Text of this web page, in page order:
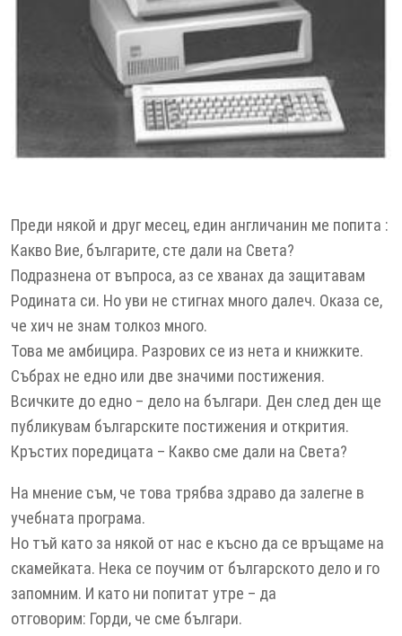
Преди някой и друг месец, един англичанин ме попита :
Какво Вие, българите, сте дали на Света?
Подразнена от въпроса, аз се хванах да защитавам
Родината си. Но уви не стигнах много далеч. Оказа се,
че хич не знам толкоз много.
Това ме амбицира. Разрових се из нета и книжките.
Събрах не едно или две значими постижения.
Всичките до едно – дело на българи. Ден след ден ще
публикувам българските постижения и открития.
Кръстих поредицата – Какво сме дали на Света?
На мнение съм, че това трябва здраво да залегне в
учебната програма.
Но тъй като за някой от нас е късно да се връщаме на
скамейката. Нека се поучим от българското дело и го
запомним. И като ни попитат утре – да
отговорим: Горди, че сме българи.